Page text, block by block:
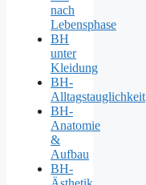
nach
Lebensphase
BH
unter
Kleidung
BH-
Alltagstauglichkeit
BH-
Anatomie
&
Aufbau
BH-